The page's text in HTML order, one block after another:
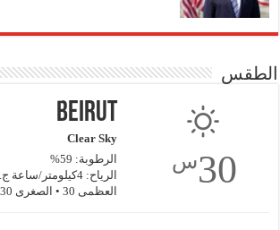
الطقس
30س
Beirut
Clear Sky
الرطوبة: 59%
الرياح: 4كيلومتر/ساعة ج.غ
العظمى 30 • الصغرى 30